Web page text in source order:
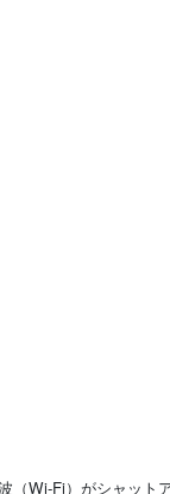
（Wi-Fi）がシャット